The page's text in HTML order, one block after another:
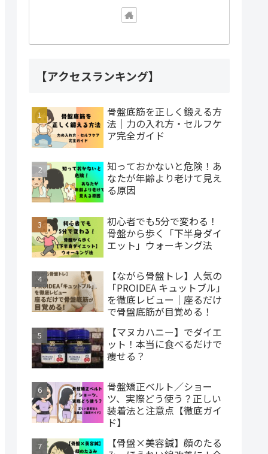
【アクセスランキング】
骨盤底筋を正しく鍛える方
法｜力の入れ方・セルフケ
ア完全ガイド
知っておかないと危険！あ
なたが年齢より老けて見え
る原因
初心者でも5分で変わる！
骨盤から歩く「下半身ダイ
エット」ウォーキング法
【ながら骨盤トレ】人気の
「PROIDEA キュットブル」
を徹底レビュー｜座るだけ
で骨盤底筋が目覚める！
【マヌカハニー】でダイエ
ット！本当に食べるだけで
痩せる？
骨盤矯正ベルト／ショー
ツ、実際どう使う？正しい
装着法と注意点【徹底ガイ
ド】
【骨盤×美容鍼】顔のたる